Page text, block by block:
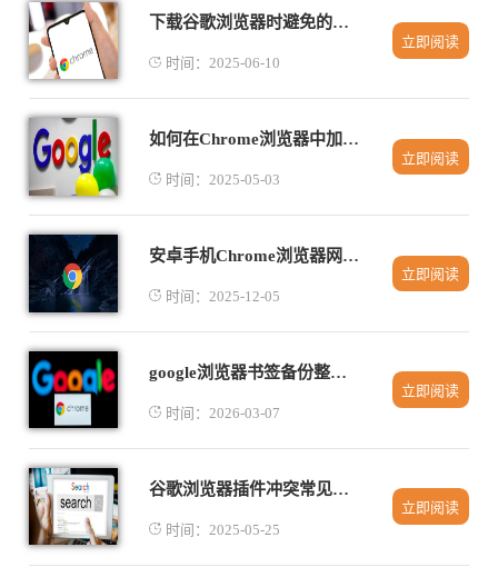
下载谷歌浏览器时避免的常见安全风险
时间：2025-06-10
立即阅读
如何在Chrome浏览器中加速静态资源的下载
时间：2025-05-03
立即阅读
安卓手机Chrome浏览器网页字体和主题自定义技巧
时间：2025-12-05
立即阅读
google浏览器书签备份整理操作方法及实测经验详解教程
时间：2026-03-07
立即阅读
谷歌浏览器插件冲突常见原因与处理方法
时间：2025-05-25
立即阅读